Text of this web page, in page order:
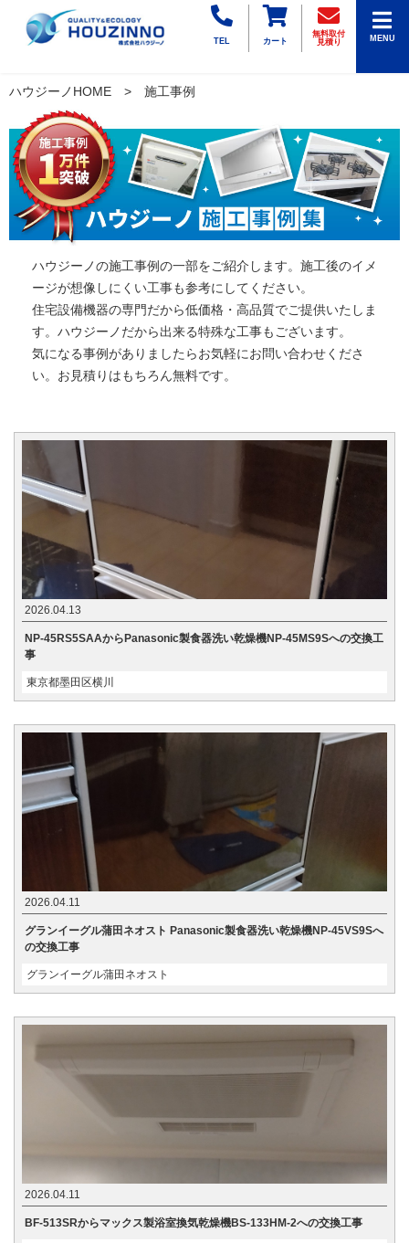
TEL カート
無料取付
見積り
MENU
ハウジーノHOME 施工事例
ハウジーノの施工事例の一部をご紹介します。施工後のイメ
ージが想像しにくい工事も参考にしてください。
住宅設備機器の専門だから低価格・高品質でご提供いたしま
す。ハウジーノだから出来る特殊な工事もございます。
気になる事例がありましたらお気軽にお問い合わせくださ
い。お見積りはもちろん無料です。
2026.04.13
NP-45RS5SAAからPanasonic製食器洗い乾燥機NP-45MS9Sへの交換工
事
東京都墨田区横川
2026.04.11
グランイーグル蒲田ネオスト Panasonic製食器洗い乾燥機NP-45VS9Sへ
の交換工事
グランイーグル蒲田ネオスト
2026.04.11
BF-513SRからマックス製浴室換気乾燥機BS-133HM-2への交換工事